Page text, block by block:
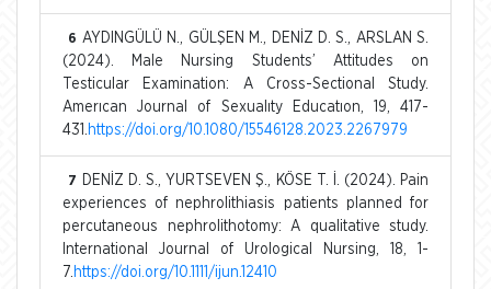
6 AYDINGÜLÜ N., GÜLŞEN M., DENİZ D. S., ARSLAN S.
(2024). Male Nursing Students’ Attitudes on
Testicular Examination: A Cross-Sectional Study.
Amerıcan Journal of Sexualıty Educatıon, 19, 417-
431. https://doi.org/10.1080/15546128.2023.2267979
7
DENİZ D. S., YURTSEVEN Ş., KÖSE T. İ. (2024). Pain
experiences of nephrolithiasis patients planned for
percutaneous nephrolithotomy: A qualitative study.
International Journal of Urological Nursing, 18, 1-
7. https://doi.org/10.1111/ijun.12410